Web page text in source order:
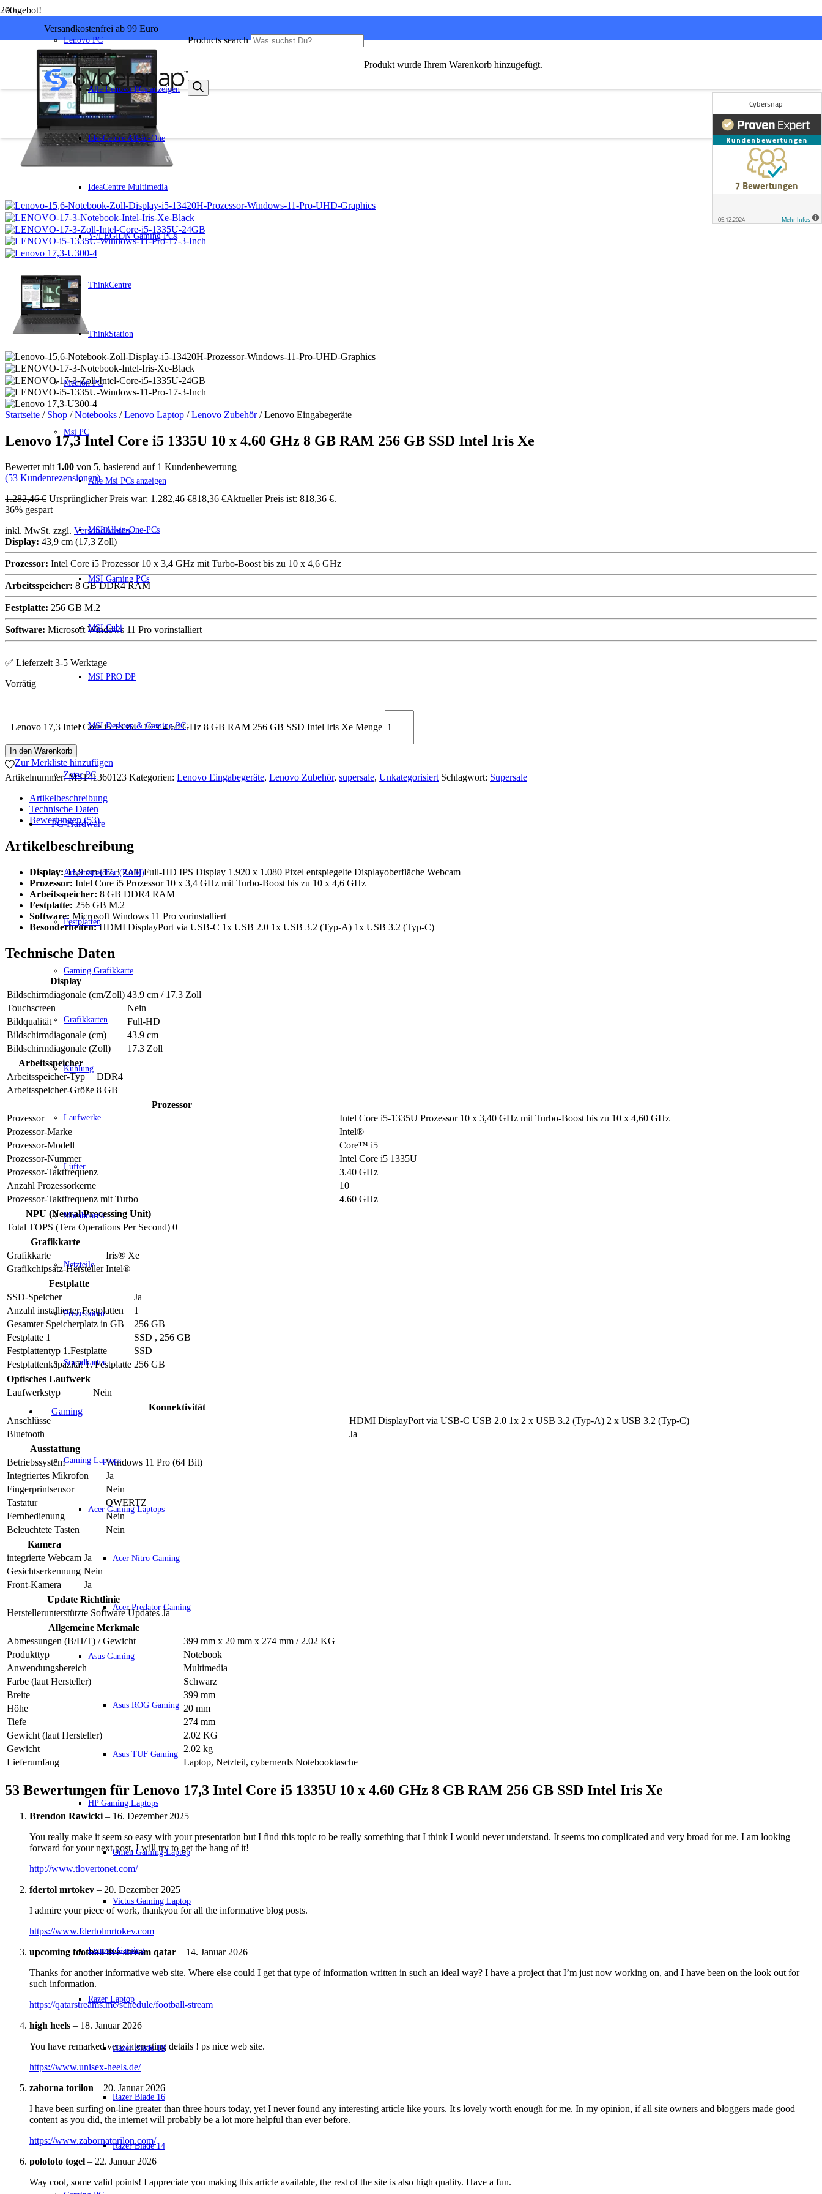
Versandkostenfrei ab 99 Euro
Products search
Produkt wurde Ihrem Warenkorb hinzugefügt.
Lenovo PC
Alle Lenovo PCs anzeigen
IdeaCentre All-in-One
IdeaCentre Multimedia
Y-/LEGION Gaming PCs
ThinkCentre
ThinkStation
Medion PC
Msi PC
Alle Msi PCs anzeigen
MSI All-in-One-PCs
MSI Gaming PCs
MSI Cubi
MSI PRO DP
MSI Desktop & Gaming PC
Zotac PC
PC-Hardware
Arbeitsspeicher (RAM)
Festplatten
Gaming Grafikkarte
Grafikkarten
Kühlung
Laufwerke
Lüfter
Mainboards
Netzteile
Prozessoren
Soundkarten
Gaming
Gaming Laptops
Acer Gaming Laptops
Acer Nitro Gaming
Acer Predator Gaming
Asus Gaming
Asus ROG Gaming
Asus TUF Gaming
HP Gaming Laptops
Omen Gaming Laptop
Victus Gaming Laptop
Lenovo Gaming
Razer Laptop
Razer Blade 18
Razer Blade 16
Razer Blade 14
Angebot!
Startseite / Shop /Notebooks /Lenovo Laptop /Lenovo Zubehör/ Lenovo Eingabegeräte
Lenovo 17,3 Intel Core i5 1335U 10 x 4.60 GHz 8 GB RAM 256 GB SSD Intel Iris Xe
Bewertet mit 1.00 von 5, basierend auf 1 Kundenbewertung
(53 Kundenrezensionen)
1.282,46€ Ursprünglicher Preis war: 1.282,46 €818,36 €Aktueller Preis ist: 818,36 €.
36% gespart
inkl. MwSt. zzgl. Versandkosten
Display: 43,9 cm (17,3 Zoll)
Prozessor: Intel Core i5 Prozessor 10 x 3,4 GHz mit Turbo-Boost bis zu 10 x 4,6 GHz
Arbeitsspeicher: 8 GB DDR4 RAM
Festplatte: 256 GB M.2
Software: Microsoft Windows 11 Pro vorinstalliert
✅ Lieferzeit 3-5 Werktage
Lenovo 17,3 Intel Core i5 1335U 10 x 4.60 GHz 8 GB RAM 256 GB SSD Intel Iris Xe Menge
In den Warenkorb
Zur Merkliste hinzufügen
Artikelnummer:MS141360123 Kategorien: Lenovo Eingabegeräte, Lenovo Zubehör, supersale, Unkategorisiert Schlagwort: Supersale
Artikelbeschreibung
Technische Daten
Bewertungen (53)
Artikelbeschreibung
Display:43,9 cm (17,3 Zoll) Full-HD IPS Display 1.920 x 1.080 Pixel entspiegelte Displayoberfläche Webcam
Prozessor: Intel Core i5 Prozessor 10 x 3,4 GHz mit Turbo-Boost bis zu 10 x 4,6 GHz
Arbeitsspeicher: 8 GB DDR4 RAM
Festplatte: 256 GB M.2
Software: Microsoft Windows 11 Pro vorinstalliert
Besonderheiten:HDMI DisplayPort via USB-C 1x USB 2.0 1x USB 3.2 (Typ-A) 1x USB 3.2 (Typ-C)
Technische Daten
Display
Bildschirmdiagonale (cm/Zoll) 43.9 cm / 17.3 Zoll
Touchscreen
Nein
Bildqualität
Full-HD
Bildschirmdiagonale (cm)
43.9 cm
Bildschirmdiagonale (Zoll)
17.3 Zoll
Arbeitsspeicher
Arbeitsspeicher-Typ
DDR4
Arbeitsspeicher-Größe 8 GB
Prozessor
Prozessor
Intel Core i5-1335U Prozessor 10 x 3,40 GHz mit Turbo-Boost bis zu 10 x 4,60 GHz
Prozessor-Marke
Intel®
Prozessor-Modell
Core™ i5
Prozessor-Nummer
Intel Core i5 1335U
Prozessor-Taktfrequenz
3.40 GHz
Anzahl Prozessorkerne
10
Prozessor-Taktfrequenz mit Turbo
4.60 GHz
NPU (Neural Processing Unit)
Total TOPS (Tera Operations Per Second) 0
Grafikkarte
Grafikkarte
Iris® Xe
Grafikchipsatz-Hersteller Intel®
Festplatte
SSD-Speicher
Ja
Anzahl installierter Festplatten
1
Gesamter Speicherplatz in GB
256 GB
Festplatte 1
SSD , 256 GB
Festplattentyp 1.Festplatte
SSD
Festplattenkapazität 1. Festplatte 256 GB
Optisches Laufwerk
Laufwerkstyp
Nein
Konnektivität
Anschlüsse
HDMI DisplayPort via USB-C USB 2.0 1x 2 x USB 3.2 (Typ-A) 2 x USB 3.2 (Typ-C)
Bluetooth
Ja
Ausstattung
Betriebssystem
Windows 11 Pro (64 Bit)
Integriertes Mikrofon
Ja
Fingerprintsensor
Nein
Tastatur
QWERTZ
Fernbedienung
Nein
Beleuchtete Tasten
Nein
Kamera
integrierte Webcam Ja
Gesichtserkennung Nein
Front-Kamera
Ja
Update Richtlinie
Herstellerunterstützte Software Updates Ja
Allgemeine Merkmale
Abmessungen (B/H/T) / Gewicht
399 mm x 20 mm x 274 mm / 2.02 KG
Produkttyp
Notebook
Anwendungsbereich
Multimedia
Farbe (laut Hersteller)
Schwarz
Breite
399 mm
Höhe
20 mm
Tiefe
274 mm
Gewicht (laut Hersteller)
2.02 KG
Gewicht
2.02 kg
Lieferumfang
Laptop, Netzteil, cybernerds Notebooktasche
53 Bewertungen für Lenovo 17,3 Intel Core i5 1335U 10 x 4.60 GHz 8 GB RAM 256 GB SSD Intel Iris Xe
Brendon Rawicki – 16. Dezember 2025
You really make it seem so easy with your presentation but I find this topic to be really something that I think I would never understand. It seems too complicated and very broad for me. I am looking
forward for your next post, I will try to get the hang of it!
http://www.tlovertonet.com/
fdertol mrtokev – 20. Dezember 2025
I admire your piece of work, thankyou for all the informative blog posts.
https://www.fdertolmrtokev.com
upcoming football live stream qatar – 14. Januar 2026
Thanks for another informative web site. Where else could I get that type of information written in such an ideal way? I have a project that I’m just now working on, and I have been on the look out for
such information.
https://qatarstreams.me/schedule/football-stream
high heels – 18. Januar 2026
You have remarked very interesting details ! ps nice web site.
https://www.unisex-heels.de/
zaborna torilon – 20. Januar 2026
I have been surfing on-line greater than three hours today, yet I never found any interesting article like yours. It¦s lovely worth enough for me. In my opinion, if all site owners and bloggers made good
content as you did, the internet will probably be a lot more helpful than ever before.
https://www.zabornatorilon.com/
polototo togel – 22. Januar 2026
Way cool, some valid points! I appreciate you making this article available, the rest of the site is also high quality. Have a fun.